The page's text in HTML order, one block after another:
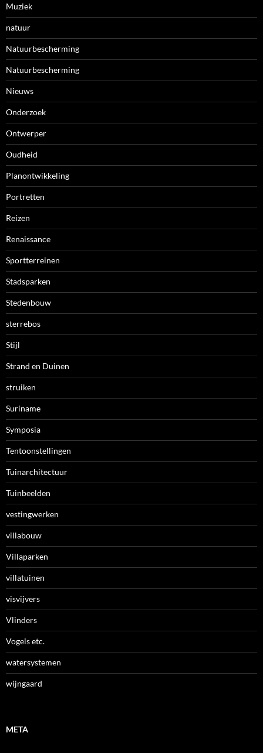
Muziek
natuur
Natuurbescherming
Natuurbescherming
Nieuws
Onderzoek
Ontwerper
Oudheid
Planontwikkeling
Portretten
Reizen
Renaissance
Sportterreinen
Stadsparken
Stedenbouw
sterrebos
Stijl
Strand en Duinen
struiken
Suriname
Symposia
Tentoonstellingen
Tuinarchitectuur
Tuinbeelden
vestingwerken
villabouw
Villaparken
villatuinen
visvijvers
Vlinders
Vogels etc.
watersystemen
wijngaard
META